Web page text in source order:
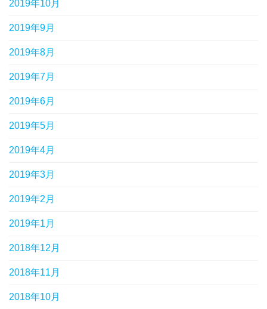
2019年10月
2019年9月
2019年8月
2019年7月
2019年6月
2019年5月
2019年4月
2019年3月
2019年2月
2019年1月
2018年12月
2018年11月
2018年10月